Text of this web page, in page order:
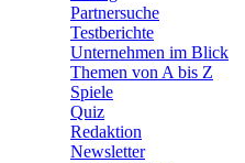
Partnersuche
Testberichte
Unternehmen im Blick
Themen von A bis Z
Spiele
Quiz
Redaktion
Newsletter